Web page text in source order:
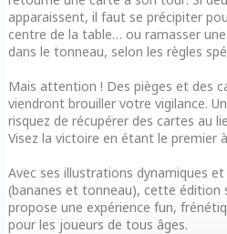
apparaissent, il faut se précipiter
centre de la table… ou ramasser
dans le tonneau, selon les règles
Mais attention ! Des pièges et des
viendront brouiller votre vigilance.
risquez de récupérer des cartes au
Visez la victoire en étant le premier
Avec ses illustrations dynamiques
(bananes et tonneau), cette édition
propose une expérience fun,
pour les joueurs de tous âges.